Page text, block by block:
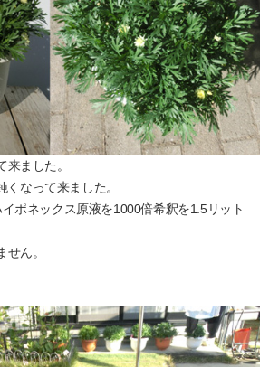
ました。
なって来ました。
ポネックス原液を1000倍希釈を1.5リット
ん。